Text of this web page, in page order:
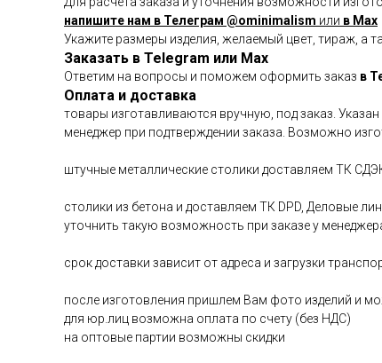
напишите нам в Телеграм @ominimalism или в Max
Укажите размеры изделия, желаемый цвет, тираж, а
Заказать в Telegram или Max
Ответим на вопросы и поможем оформить заказ в
Оплата и доставка
товары изготавливаются вручную, под заказ.
менеджер при подтверждении заказа. Возможно
штучные металлические столики доставляем ТК
столики из бетона и доставляем ТК DPD, Деловые
уточнить такую возможность при заказе у
срок доставки зависит от адреса и загрузки
после изготовления пришлем Вам фото изделий и
для юр.лиц возможна оплата по счету (без НДС)
на оптовые партии возможны скидки